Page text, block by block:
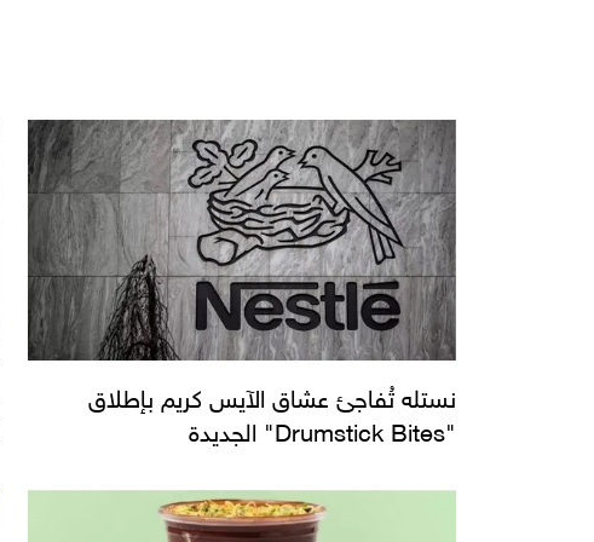
نستله تُفاجئ عشاق الآيس كريم بإطلاق
"Drumstick Bites" الجديدة